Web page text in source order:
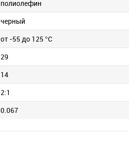
полиолефин
черный
от -55 до 125 °C
29
14
2:1
0.067